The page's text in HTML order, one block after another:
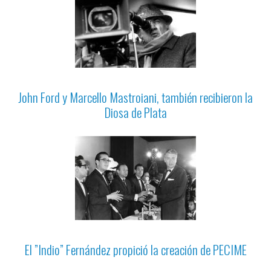
John Ford y Marcello Mastroiani, también recibieron la
Diosa de Plata
El ”Indio” Fernández propició la creación de PECIME